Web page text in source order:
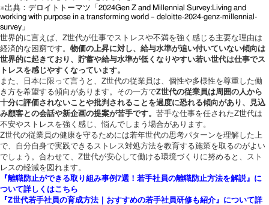
※出典：デロイトトーマツ「2024Gen Z and Millennial Survey:Living and
working with purpose in a transforming world – deloitte-2024-genz-millennial-
survey」
世界的に言えば、Z世代が仕事でストレスや不満を強く感じる主要な理由は
経済的な困窮です。 物価の上昇に対し、給与水準が追い付いていない傾向は
世界的に起きており、貯蓄や給与水準が低くなりやすい若い世代は仕事でス
トレスを感じやすくなっています。
また、日本に限って言うと、Z世代の従業員は、個性や多様性を尊重した働
き方を希望する傾向があります。その一方でZ世代の従業員は周囲の人から
十分に評価されないことや批判されることを過度に恐れる傾向があり、見込
み顧客との会話や新企画の提案が苦手です。 苦手な仕事を任されたZ世代は
不安やストレスを強く感じ、悩んでしまう場合があります。
Z世代の従業員の健康を守るためには若年世代の思考パターンを理解した上
で、自分自身で実践できるストレス対処方法を教育する施策を取るのがよい
でしょう。合わせて、Z世代が安心して働ける環境づくりに努めると、スト
レスの軽減を図れます。
『離職防止ができる取り組み事例7選！若手社員の離職防止方法を解説』に
ついて詳しくはこちら
『Z世代若手社員の育成方法｜おすすめの若手社員研修も紹介』について詳